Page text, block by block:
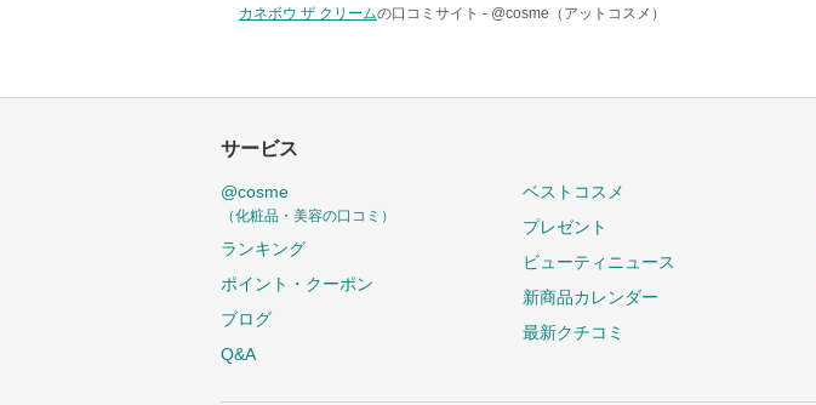
カネボウ ザ クリームの口コミサイト - @cosme（アットコスメ）
サービス
@cosme
（化粧品・美容の口コミ）
ランキング
ポイント・クーポン
ブログ
Q&A
ベストコスメ
プレゼント
ビューティニュース
新商品カレンダー
最新クチコミ